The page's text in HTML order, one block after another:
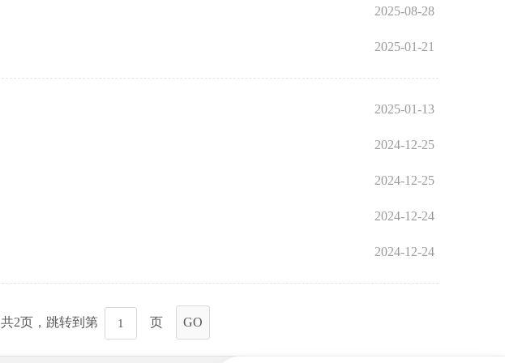
2025-08-28
2025-01-21
2025-01-13
2024-12-25
2024-12-25
2024-12-24
2024-12-24
共2页，跳转到第 页 GO